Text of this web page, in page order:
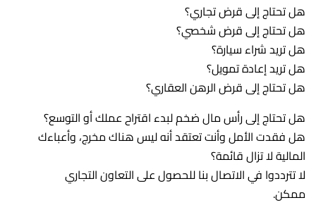
هل تحتاج إلى قرض تجاري؟
هل تحتاج إلى قرض شخصي؟
هل تريد شراء سيارة؟
هل تريد إعادة تمويل؟
هل تحتاج إلى قرض الرهن العقاري؟
هل تحتاج إلى رأس مال ضخم لبدء اقتراح عملك أو التوسع؟
هل فقدت الأمل وأنت تعتقد أنه ليس هناك مخرج، وأعباءك
المالية لا تزال قائمة؟
لا تترددوا في الاتصال بنا للحصول على التعاون التجاري
ممكن.